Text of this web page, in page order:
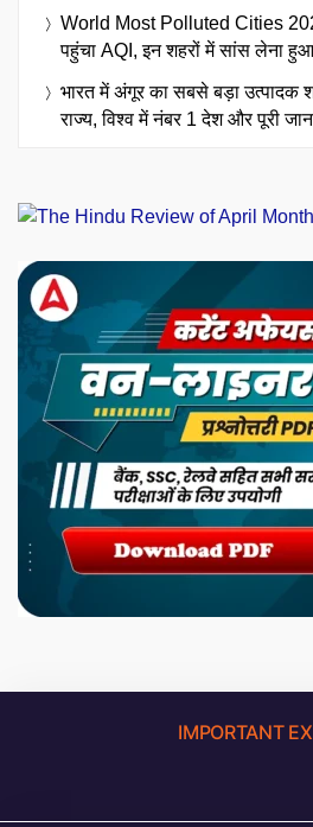
World Most Polluted Cities
पहुंचा AQI, इन शहरों में सांस लेना
भारत में अंगूर का सबसे बड़ा उत्पादक
राज्य, विश्व में नंबर 1 देश और पूरी
IMPORTANT